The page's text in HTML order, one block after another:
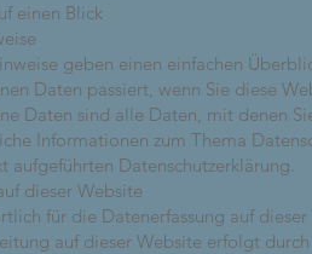
einen Blick
geben einen einfachen
Daten passiert, wenn Sie diese
Daten sind alle Daten, mit denen
Informationen zum Thema
aufgeführten Datenschutzerklärung.
dieser Website
für die Datenerfassung auf dieser
auf dieser Website erfolgt